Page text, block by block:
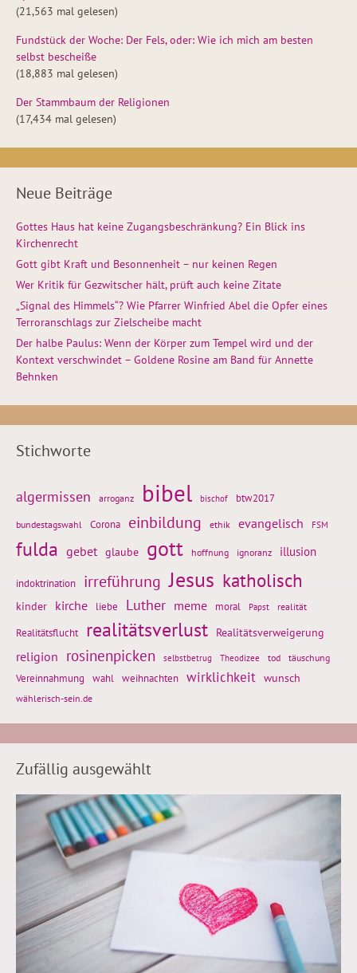
(21,563 mal gelesen)
Fundstück der Woche: Der Fels, oder: Wie ich mich am besten
selbst bescheiße
(18,883 mal gelesen)
Der Stammbaum der Religionen
(17,434 mal gelesen)
Neue Beiträge
Gottes Haus hat keine Zugangsbeschränkung? Ein Blick ins
Kirchenrecht
Gott gibt Kraft und Besonnenheit – nur keinen Regen
Wer Kritik für Gezwitscher hält, prüft auch keine Zitate
„Signal des Himmels“? Wie Pfarrer Winfried Abel die Opfer eines
Terroranschlags zur Zielscheibe macht
Der halbe Paulus: Wenn der Körper zum Tempel wird und der
Kontext verschwindet – Goldene Rosine am Band für Annette
Behnken
Stichworte
algermissen arroganz bibel bischof btw2017
bundestagswahl Corona einbildung ethik evangelisch FSM
fulda gebet glaube gott hoffnung ignoranz illusion
indoktrination irreführung Jesus katholisch
kinder kirche liebe Luther meme moral Papst realität
Realitätsflucht realitätsverlust Realitätsverweigerung
religion rosinenpicken selbstbetrug Theodizee tod täuschung
Vereinnahmung wahl weihnachten wirklichkeit wunsch
wählerisch-sein.de
Zufällig ausgewählt